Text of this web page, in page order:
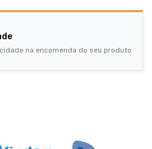
na encomenda do seu produto